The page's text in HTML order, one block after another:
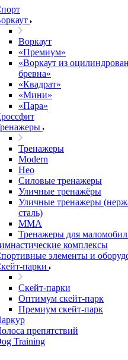
Воркаут
«Премиум»
«Воркаут из
бревна»
«Квадрат»
«Мини»
«Пара»
Тренажеры
Modern
Нео
Силовые тренажеры
Уличные тренажёры
Уличные тренажеры
сталь)
ММА
Тренажеры для
комплексы
элементы и
парки
Скейт-парки
Оптимум скейт-парк
Премиум скейт-парк
препятствий
Training